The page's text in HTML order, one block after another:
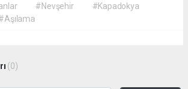
#Nevşehir
#Kapadokya
(0)